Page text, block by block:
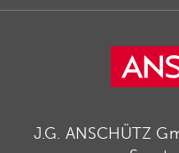
J.G. ANSCHÜTZ